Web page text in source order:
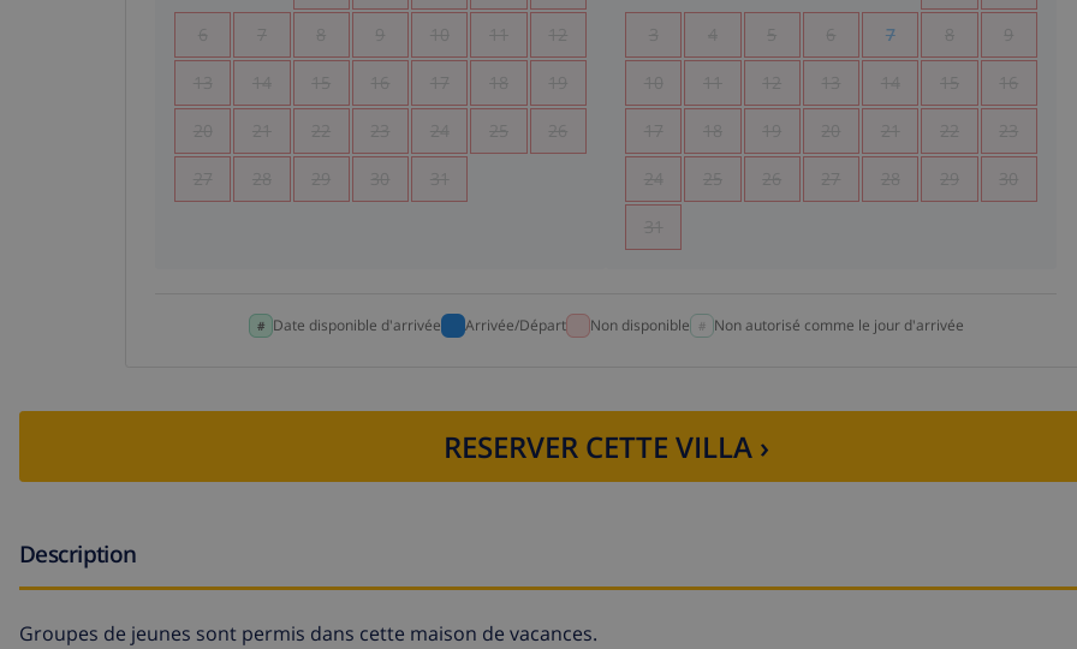
6 7 8 9 10 11 12
13 14 15 16 17 18 19
20 21 22 23 24 25 26
27 28 29 30 31
3 4 5 6 7 8 9
10 11 12 13 14 15 16
17 18 19 20 21 22 23
24 25 26 27 28 29 30
31
Date disponible d'arrivée Arrivée/Départ Non disponible Non autorisé comme le jour d'arrivée
RESERVER CETTE VILLA ›
Description
Groupes de jeunes sont permis dans cette maison de vacances.